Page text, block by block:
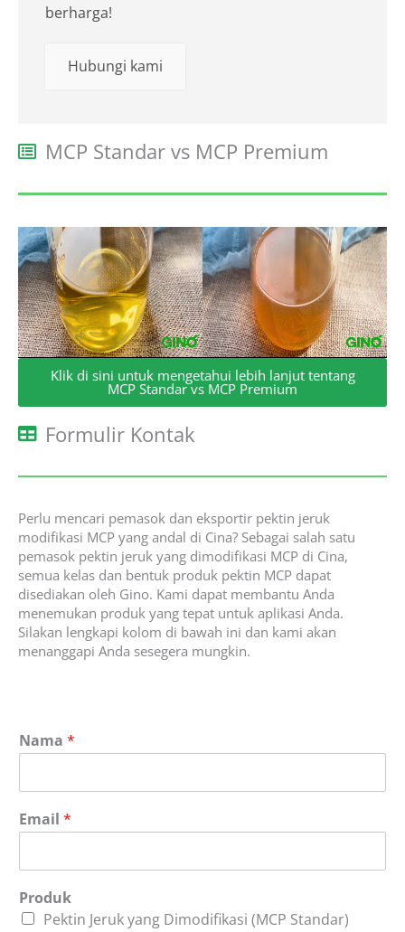
berharga!
Hubungi kami
MCP Standar vs MCP Premium
Klik di sini untuk mengetahui lebih lanjut tentang
MCP Standar vs MCP Premium
Formulir Kontak
Perlu mencari pemasok dan eksportir pektin jeruk
modifikasi MCP yang andal di Cina? Sebagai salah satu
pemasok pektin jeruk yang dimodifikasi MCP di Cina,
semua kelas dan bentuk produk pektin MCP dapat
disediakan oleh Gino. Kami dapat membantu Anda
menemukan produk yang tepat untuk aplikasi Anda.
Silakan lengkapi kolom di bawah ini dan kami akan
menanggapi Anda sesegera mungkin.
Nama *
Email *
Produk
Pektin Jeruk yang Dimodifikasi (MCP Standar)